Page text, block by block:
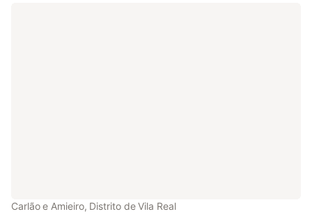
Carlão e Amieiro, Distrito de Vila Real